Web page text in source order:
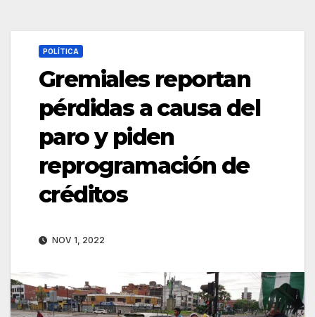
POLÍTICA
Gremiales reportan
pérdidas a causa del
paro y piden
reprogramación de
créditos
NOV 1, 2022